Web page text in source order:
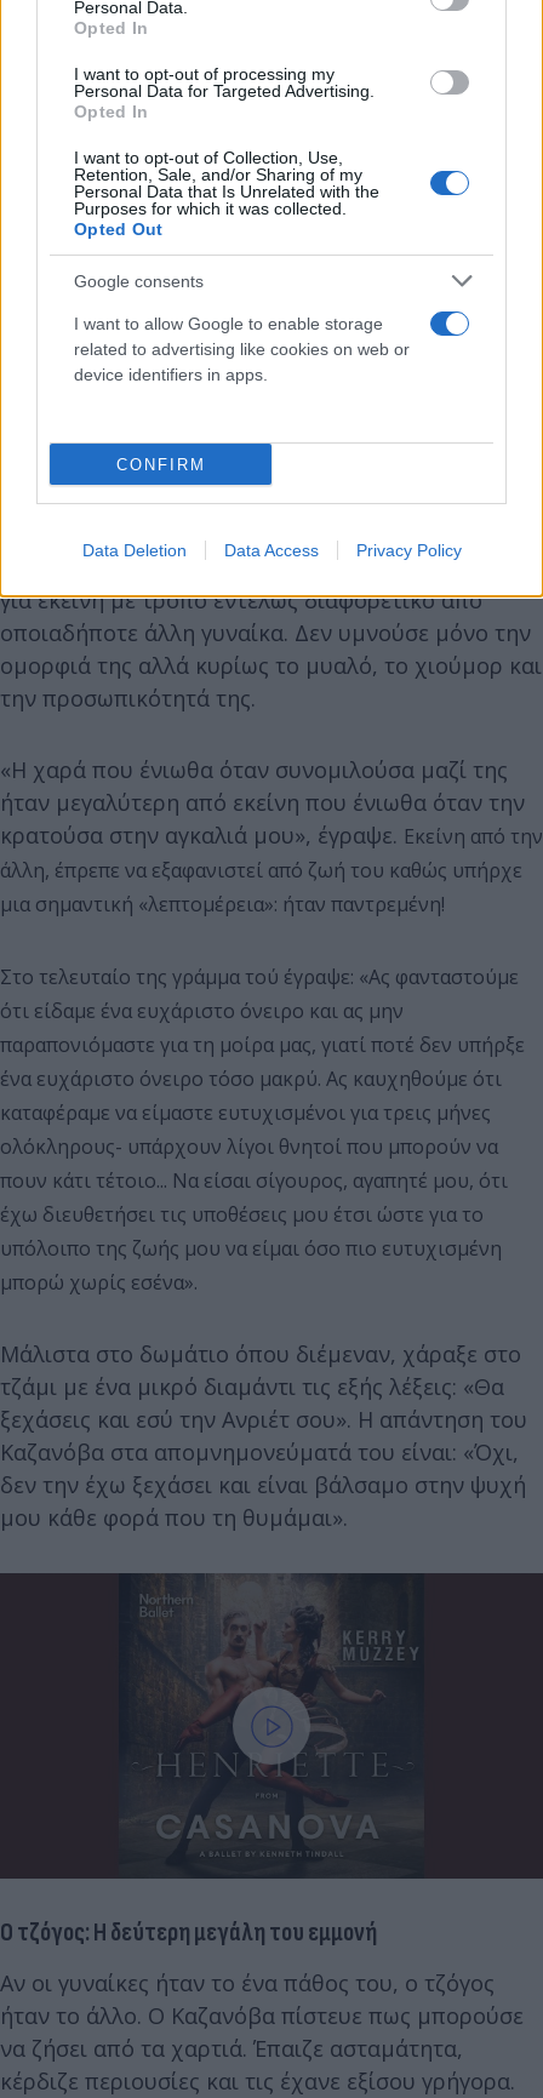
Personal Data.
Opted In
I want to opt-out of processing my
Personal Data for Targeted Advertising.
Opted In
I want to opt-out of Collection, Use,
Retention, Sale, and/or Sharing of my
Personal Data that Is Unrelated with the
Purposes for which it was collected.
Opted Out
Google consents
I want to allow Google to enable storage
related to advertising like cookies on web or
device identifiers in apps.
CONFIRM
Data Deletion Data Access Privacy Policy
Ο μεγάλος έρωτας που δεν ξέχασε ποτέ
φαίνεται πως κατάφερε να αφήσει ανεξίτηλο
αποτύπωμα στη ζωή του. Ήταν η μυστηριώδης
Ανριέτ (Henriette). Οι ερευνητές πιστεύουν ότι το
Τη γνώρισε το 1749 και έζησαν έναν θυελλώδη
έρωτα λίγων μηνών, ο οποίος έμελλε να τον
στοιχειώνει για δεκαετίες. Στα γραπτά του μιλούσε
για εκείνη με τρόπο εντελώς διαφορετικό από
οποιαδήποτε άλλη γυναίκα. Δεν υμνούσε μόνο την
ομορφιά της αλλά κυρίως το μυαλό, το χιούμορ και
την προσωπικότητά της.
«Η χαρά που ένιωθα όταν συνομιλούσα μαζί της
ήταν μεγαλύτερη από εκείνη που ένιωθα όταν την
κρατούσα στην αγκαλιά μου», έγραψε. Εκείνη από την
άλλη, έπρεπε να εξαφανιστεί από ζωή του καθώς υπήρχε
μια σημαντική «λεπτομέρεια»: ήταν παντρεμένη!
Στο τελευταίο της γράμμα τού έγραψε: «Ας φανταστούμε
ότι είδαμε ένα ευχάριστο όνειρο και ας μην
παραπονιόμαστε για τη μοίρα μας, γιατί ποτέ δεν υπήρξε
ένα ευχάριστο όνειρο τόσο μακρύ. Ας καυχηθούμε ότι
καταφέραμε να είμαστε ευτυχισμένοι για τρεις μήνες
ολόκληρους- υπάρχουν λίγοι θνητοί που μπορούν να
πουν κάτι τέτοιο... Να είσαι σίγουρος, αγαπητέ μου, ότι
έχω διευθετήσει τις υποθέσεις μου έτσι ώστε για το
υπόλοιπο της ζωής μου να είμαι όσο πιο ευτυχισμένη
μπορώ χωρίς εσένα».
Μάλιστα στο δωμάτιο όπου διέμεναν, χάραξε στο
τζάμι με ένα μικρό διαμάντι τις εξής λέξεις: «Θα
ξεχάσεις και εσύ την Ανριέτ σου». Η απάντηση του
Καζανόβα στα απομνημονεύματά του είναι: «Όχι,
δεν την έχω ξεχάσει και είναι βάλσαμο στην ψυχή
μου κάθε φορά που τη θυμάμαι».
Ο τζόγος: Η δεύτερη μεγάλη του εμμονή
Αν οι γυναίκες ήταν το ένα πάθος του, ο τζόγος
ήταν το άλλο. Ο Καζανόβα πίστευε πως μπορούσε
να ζήσει από τα χαρτιά. Έπαιζε ασταμάτητα,
κέρδιζε περιουσίες και τις έχανε εξίσου γρήγορα.